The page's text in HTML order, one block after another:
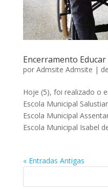
Encerramento Educar
por Admsite Admsite |
Hoje (5), foi realizado o
Escola Municipal
Escola Municipal
Escola Municipal Isabel
« Entradas Antigas